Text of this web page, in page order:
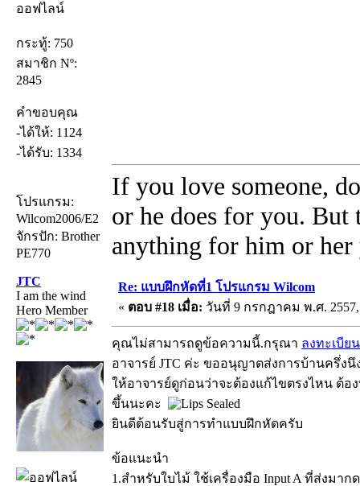
ออฟไลน์
กระทู้: 750
สมาชิก Nº:
2845
คำขอบคุณ
-ได้ให้: 1124
-ได้รับ: 1334
โปรแกรม:
Wilcom2006/E2
จักรปัก: Brother
PE770
If you love someone,
or he does for you.
anything for him or her
JTC
I am the wind
Hero Member
Re: แบบฝึกหัดที่1 โปรแกรม Wilcom
« ตอบ #18 เมื่อ: วันที่ 9 กรกฎาคม พ.ศ. 2557,
คุณไม่สามารถดูข้อความนี้.กรุณา ลงทะเบียน
อาจารย์ JTC ค่ะ ขออนุญาตส่งการบ้านครึ่ง
ให้อาจารย์ดูก่อนว่าจะต้องแก้ไขตรงไหน ต้อ
ขึ้นนะคะ
ยินดีต้อนรับสู่การทำแบบฝึกหัดครับ
ข้อแนะนำ
1.สำหรับใบไม้ ใช้เครื่องมือ Input A ที่ส่งมา